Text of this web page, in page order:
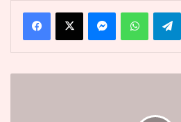
FacebookX Messenger